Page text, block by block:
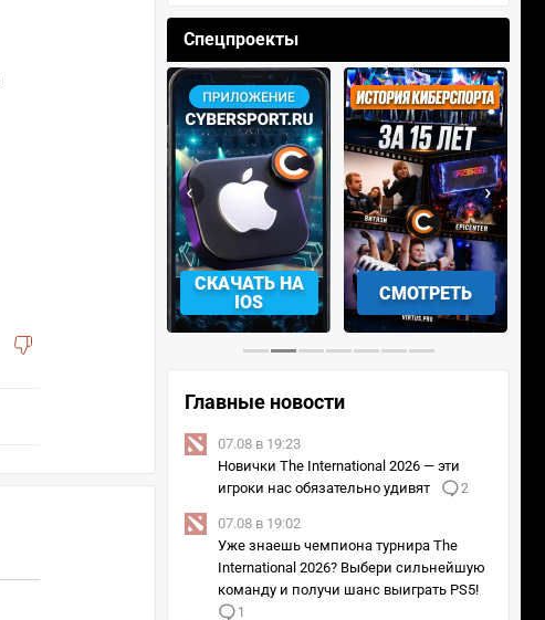
Спецпроекты
СМОТРЕТЬ УЧАСТВОВАТЬ
‹ ›
Главные новости
07.08 в 19:23
Новички The International 2026 — эти
игроки нас обязательно удивят
2
07.08 в 19:02
Уже знаешь чемпиона турнира The
International 2026? Выбери сильнейшую
команду и получи шанс выиграть PS5!
1